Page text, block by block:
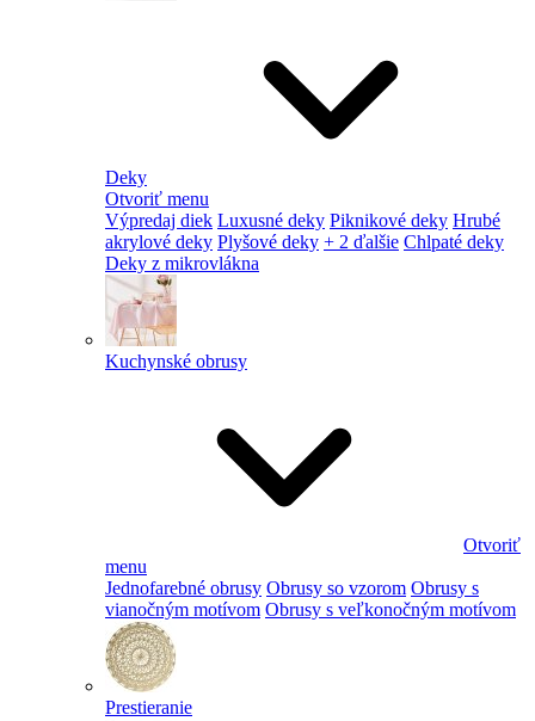
Deky
Otvoriť menu
Výpredaj diek Luxusné deky Piknikové deky Hrubé
akrylové deky Plyšové deky + 2 ďalšie Chlpaté deky
Deky z mikrovlákna
Kuchynské obrusy
Otvoriť
menu
Jednofarebné obrusy Obrusy so vzorom Obrusy s
vianočným motívom Obrusy s veľkonočným motívom
Prestieranie